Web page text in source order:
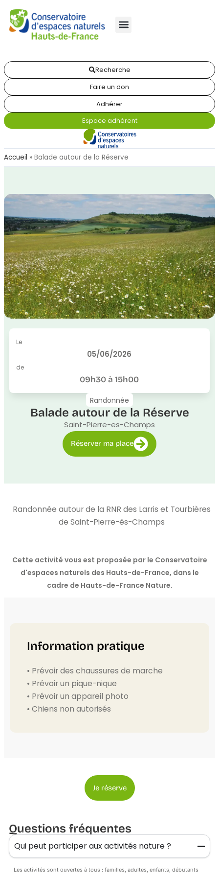
Recherche
Faire un don
Adhérer
Espace adhérent
Accueil » Balade autour de la Réserve
Le
05/06/2026
de
09h30 à 15h00
Randonnée
Balade autour de la Réserve
Saint-Pierre-es-Champs
Réserver ma place
Randonnée autour de la RNR des Larris et Tourbières
de Saint-Pierre-ès-Champs
Cette activité vous est proposée par le Conservatoire
d'espaces naturels des Hauts-de-France, dans le
cadre de Hauts-de-France Nature.
Information pratique
• Prévoir des chaussures de marche
• Prévoir un pique-nique
• Prévoir un appareil photo
• Chiens non autorisés
Je réserve
Questions fréquentes
Qui peut participer aux activités nature ?
Les activités sont ouvertes à tous : familles, adultes, enfants, débutants